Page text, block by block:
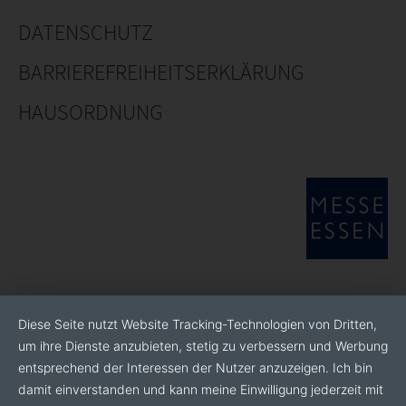
Das Farmsystem der Pflanzentheke eignet sich vor
allem
· für Landwirte, Gemüsebauern und die, die es noch
werden wollen,
DATENSCHUTZ
BARRIEREFREIHEITSERKLÄRUNG
HAUSORDNUNG
Diese Seite nutzt Website Tracking-Technologien von Dritten,
um ihre Dienste anzubieten, stetig zu verbessern und Werbung
entsprechend der Interessen der Nutzer anzuzeigen. Ich bin
damit einverstanden und kann meine Einwilligung jederzeit mit